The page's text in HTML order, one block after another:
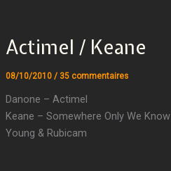
Actimel / Keane
08/10/2010 / 35 commentaires
Danone – Actimel
Keane – Somewhere Only We Know
Young & Rubicam